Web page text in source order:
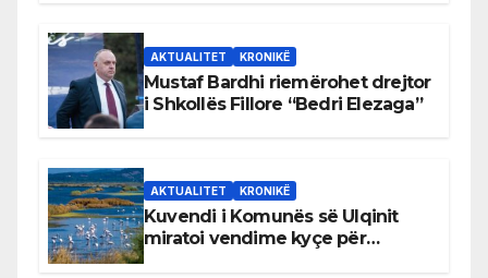
AKTUALITET KRONIKË
Mustaf Bardhi riemërohet drejtor
i Shkollës Fillore “Bedri Elezaga”
AKTUALITET KRONIKË
Kuvendi i Komunës së Ulqinit
miratoi vendime kyçe për